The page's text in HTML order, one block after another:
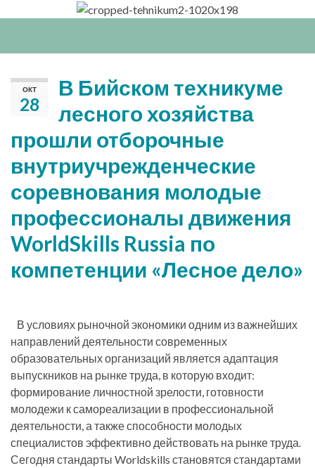
выкл
ОКТ
28
В Бийском техникуме
лесного хозяйства
прошли отборочные
внутриучрежденческие
соревнования молодые
профессионалы движения
WorldSkills Russia по
компетенции «Лесное дело»
В условиях рыночной экономики одним из важнейших
направлений деятельности современных
образовательных организаций является адаптация
выпускников на рынке труда, в которую входит:
формирование личностной зрелости, готовности
молодежи к самореализации в профессиональной
деятельности, а также способности молодых
специалистов эффективно действовать на рынке труда.
Сегодня стандарты Worldskills становятся стандартами